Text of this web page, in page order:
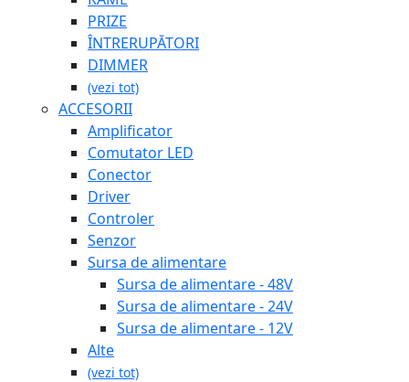
PRIZE
ÎNTRERUPĂTORI
DIMMER
(vezi tot)
ACCESORII
Amplificator
Comutator LED
Conector
Driver
Controler
Senzor
Sursa de alimentare
Sursa de alimentare - 48V
Sursa de alimentare - 24V
Sursa de alimentare - 12V
Alte
(vezi tot)